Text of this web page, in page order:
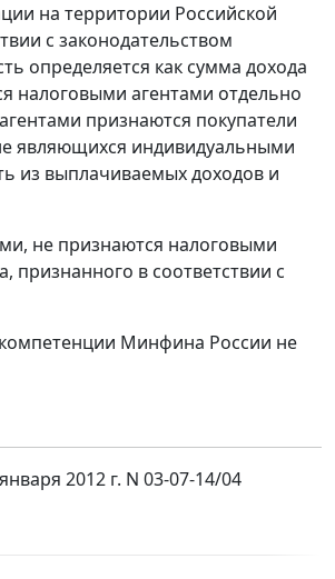
на территории Российской
с законодательством
определяется как сумма дохода
налоговыми агентами отдельно
признаются покупатели
являющихся индивидуальными
из выплачиваемых доходов и
не признаются налоговыми
в соответствии с
Минфина России не
2012 г. N 03-07-14/04